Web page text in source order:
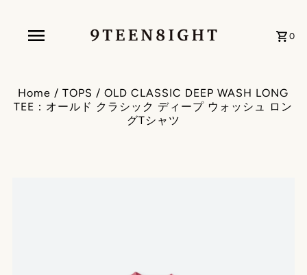
0
Home /TOPS /OLD CLASSIC DEEP WASH LONG
TEE：オールド クラシック ディープ ウォッシュ ロン
グTシャツ